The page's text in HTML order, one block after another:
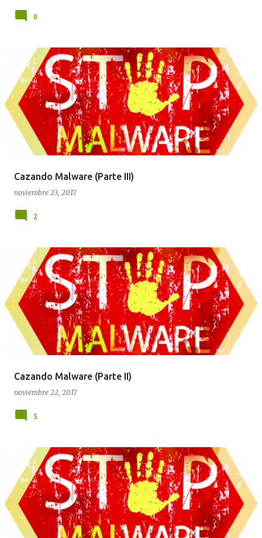
0
Cazando Malware (Parte III)
noviembre 23, 2017
2
Cazando Malware (Parte II)
noviembre 22, 2017
5